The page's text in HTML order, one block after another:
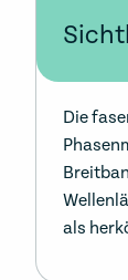
Die
als